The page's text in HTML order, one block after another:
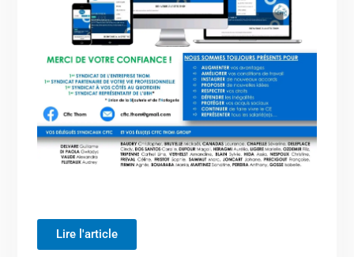
Lire l'article